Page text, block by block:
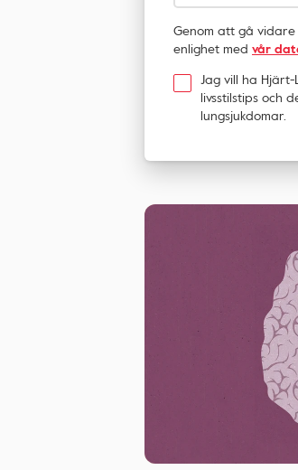
Genom att gå
enlighet med vår
Jag vill ha
livsstilstips och
lungsjukdomar.